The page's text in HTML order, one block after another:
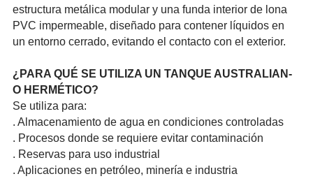
estru­ctura metálica modular y una funda interior de lona
PVC imper­meabl­e, diseñado para contener líquidos en
un entorno cerrado, evitando el contacto con el exterior.
¿PARA QUÉ SE UTILIZA UN TANQUE AUSTR­ALIAN­
O HERMÉTICO?
Se utiliza para:
. Almac­enami­ento de agua en condi­cione­s contr­olada­s
. Procesos donde se requiere evitar conta­minac­ión
. Reservas para uso indus­trial
. Aplic­acion­es en petróleo, minería e industria